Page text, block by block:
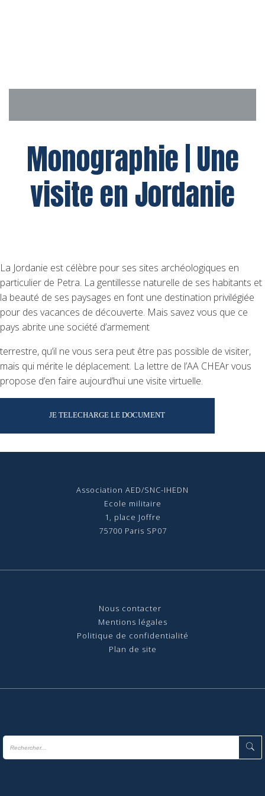
Monographie | Une
visite en Jordanie
La Jordanie est célèbre pour ses sites archéologiques en
particulier de Petra. La gentillesse naturelle de ses habitants et
la beauté de ses paysages en font une destination privilégiée
pour des vacances de découverte. Mais savez vous que ce
pays abrite une société d’armement
terrestre, qu’il ne vous sera peut être pas possible de visiter,
mais qui mérite le déplacement. La lettre de l’AA CHEAr vous
propose d’en faire aujourd’hui une visite virtuelle.
JE TELECHARGE LE DOCUMENT
Association AED/SNC-IHEDN
Ecole militaire
1, place Joffre
75700 Paris SP07
Nous contacter
Mentions légales
Politique de confidentialité
Plan de site